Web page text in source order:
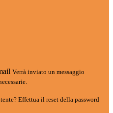
Verrà inviato un messaggio
Effettua il reset della password